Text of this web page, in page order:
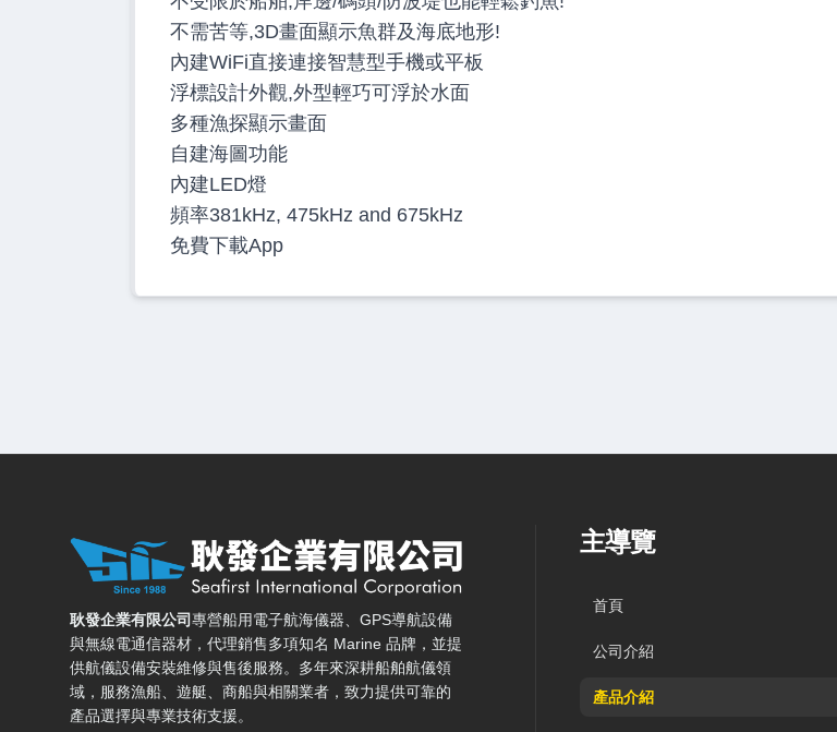
不需苦等,3D畫面顯示魚群及海底地形!
內建WiFi直接連接智慧型手機或平板
浮標設計外觀,外型輕巧可浮於水面
多種漁探顯示畫面
自建海圖功能
內建LED燈
頻率381kHz, 475kHz and 675kHz
免費下載App
耿發企業有限公司 — 網站概要、主導覽與聯絡方式
耿發企業有限公司專營船用電子航海儀器、GPS導航設備
與無線電通信器材，代理銷售多項知名 Marine 品牌，並提
供航儀設備安裝維修與售後服務。多年來深耕船舶航儀領
域，服務漁船、遊艇、商船與相關業者，致力提供可靠的
產品選擇與專業技術支援。
主導覽
首頁
公司介紹
產品介紹